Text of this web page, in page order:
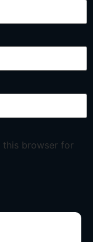
this browser for